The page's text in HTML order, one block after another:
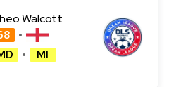
Walcott
MI